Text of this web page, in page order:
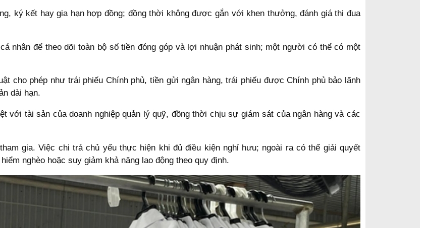
ký kết hay gia hạn hợp đồng; đồng thời không được gắn với khen thưởng, đánh giá thi đua
nhân để theo dõi toàn bộ số tiền đóng góp và lợi nhuận phát sinh; một người có thể có một
cho phép như trái phiếu Chính phủ, tiền gửi ngân hàng, trái phiếu được Chính phủ bảo lãnh
dài hạn.
với tài sản của doanh nghiệp quản lý quỹ, đồng thời chịu sự giám sát của ngân hàng và các
gia. Việc chi trả chủ yếu thực hiện khi đủ điều kiện nghỉ hưu; ngoài ra có thể giải quyết
nghèo hoặc suy giảm khả năng lao động theo quy định.